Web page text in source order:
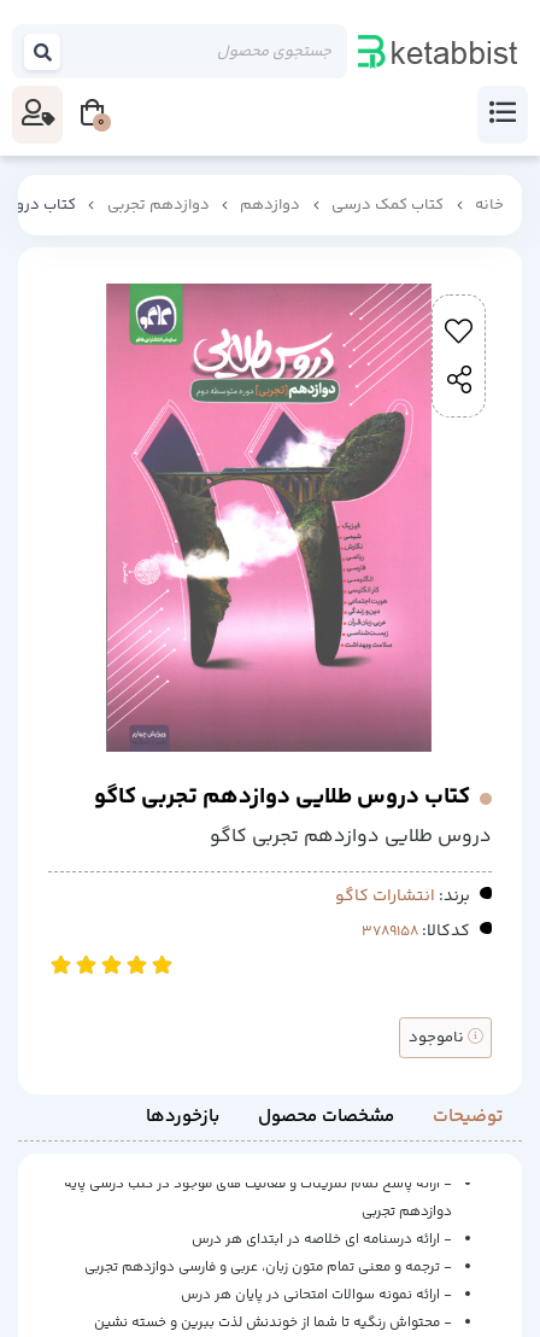
خانه کتاب کمک درسی دوازدهم دوازدهم تجربی کتاب
کتاب دروس طلایی دوازدهم تجربی کاگو
دروس طلایی دوازدهم تجربی کاگو
برند: انتشارات کاگو
کدکالا:
ناموجود
توضیحات مشخصات محصول بازخوردها
- ارائه پاسخ تمام تمرینات و فعالیت های موجود در کتب درسی پایه
دوازدهم تجربی
- ارائه درسنامه ای خلاصه در ابتدای هر درس
- ترجمه و معنی تمام متون زبان، عربی و فارسی دوازدهم تجربی
- ارائه نمونه سوالات امتحانی در پایان هر درس
- محتواش رنگیه تا شما از خوندنش لذت ببرین و خسته نشین
0